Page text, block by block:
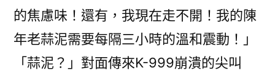
的焦慮味！還有，我現在走不開！我的陳
年老蒜泥需要每隔三小時的溫和震動！」
「蒜泥？」對面傳來K-999崩潰的尖叫